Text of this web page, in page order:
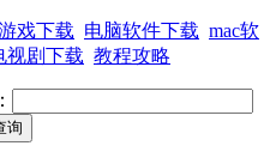
戏下载 电脑软件下载 mac软
视剧下载 教程攻略